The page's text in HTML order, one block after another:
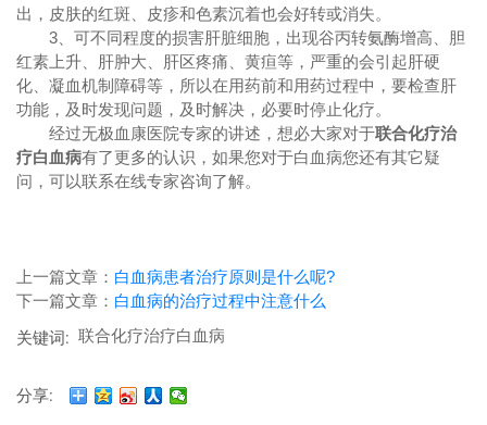
出，皮肤的红斑、皮疹和色素沉着也会好转或消失。
3、可不同程度的损害肝脏细胞，出现谷丙转氨酶增高、胆
红素上升、肝肿大、肝区疼痛、黄疸等，严重的会引起肝硬
化、凝血机制障碍等，所以在用药前和用药过程中，要检查肝
功能，及时发现问题，及时解决，必要时停止化疗。
经过无极血康医院专家的讲述，想必大家对于联合化疗治
疗白血病有了更多的认识，如果您对于白血病您还有其它疑
问，可以联系在线专家咨询了解。
上一篇文章： 白血病患者治疗原则是什么呢?
下一篇文章： 白血病的治疗过程中注意什么
关键词: 联合化疗治疗白血病
分享: